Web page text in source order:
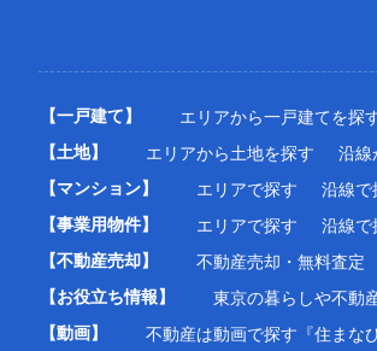
【一戸建て】 エリアから一戸建てを探
【土地】
エリアから土地を探す
沿線
【マンション】
エリアで探す
沿線で
【事業用物件】
エリアで探す
沿線で
【不動産売却】
不動産売却・無料査定
【お役立ち情報】
東京の暮らしや不動
【動画】
不動産は動画で探す『住まなび